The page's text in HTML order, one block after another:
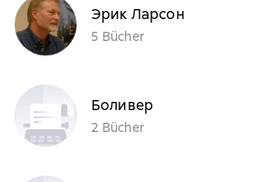
Эрик Ларсон
5 Bücher
Боливер
2 Bücher